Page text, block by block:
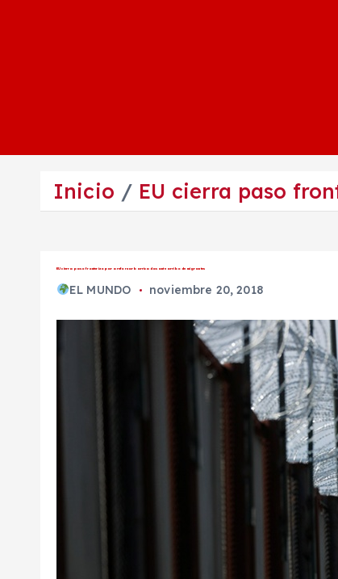
Inicio EU cierra paso
EU cierra paso fronterizo para reforzar barricadas ante arribo de migrantes
EL MUNDO noviembre 20, 2018